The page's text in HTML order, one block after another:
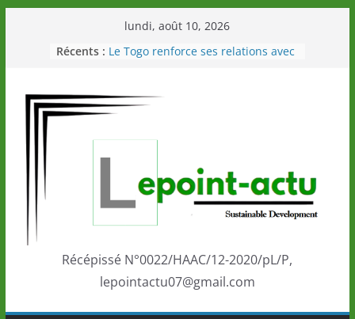
lundi, août 10, 2026
Récents : Le Togo renforce ses relations avec
Éléphants en Côte d’Ivoire
LOTO DETENTE”, un nouveau tirage
marque de confiance au Togo sur
la scène internationale au-delà des
performances de ses athlètes
Togo: Que retenir de la politique
éducation et de l’ambition de
Récépissé N°0022/HAAC/12-2020/pL/P,
lepointactu07@gmail.com